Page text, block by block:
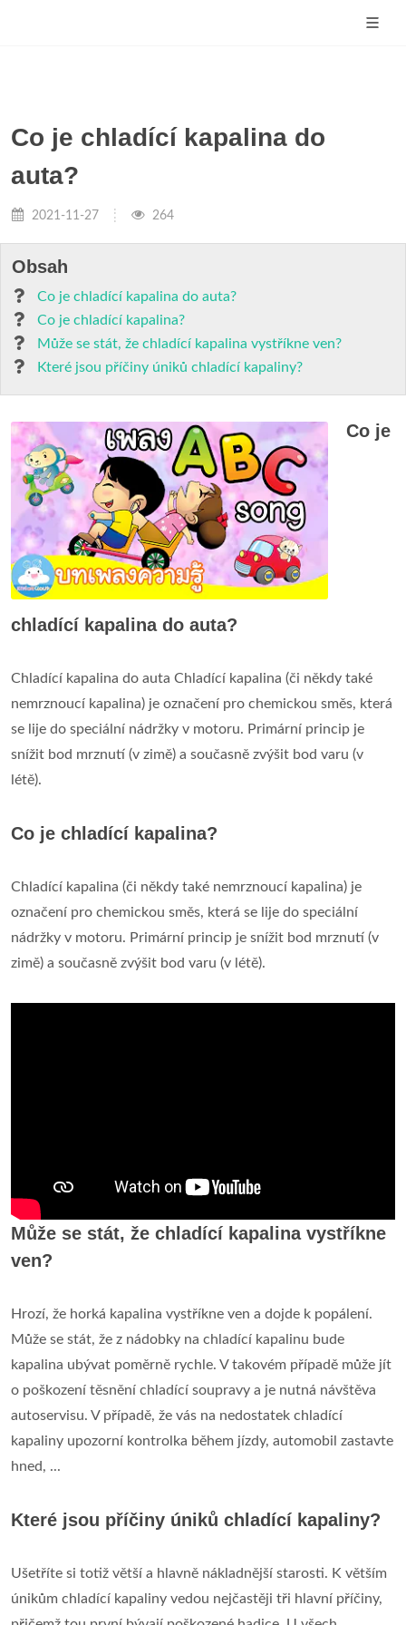
Co je chladící kapalina do
auta?
2021-11-27 264
Obsah
Co je chladící kapalina do auta?
Co je chladící kapalina?
Může se stát, že chladící kapalina vystříkne ven?
Které jsou příčiny úniků chladící kapaliny?
Co je
chladící kapalina do auta?
Chladící kapalina do auta Chladící kapalina (či někdy také
nemrznoucí kapalina) je označení pro chemickou směs, která
se lije do speciální nádržky v motoru. Primární princip je
snížit bod mrznutí (v zimě) a současně zvýšit bod varu (v
létě).
Co je chladící kapalina?
Chladící kapalina (či někdy také nemrznoucí kapalina) je
označení pro chemickou směs, která se lije do speciální
nádržky v motoru. Primární princip je snížit bod mrznutí (v
zimě) a současně zvýšit bod varu (v létě).
Může se stát, že chladící kapalina vystříkne
ven?
Hrozí, že horká kapalina vystříkne ven a dojde k popálení.
Může se stát, že z nádobky na chladící kapalinu bude
kapalina ubývat poměrně rychle. V takovém případě může jít
o poškození těsnění chladící soupravy a je nutná návštěva
autoservisu. V případě, že vás na nedostatek chladící
kapaliny upozorní kontrolka během jízdy, automobil zastavte
hned, ...
Které jsou příčiny úniků chladící kapaliny?
Ušetříte si totiž větší a hlavně nákladnější starosti. K větším
únikům chladící kapaliny vedou nejčastěji tři hlavní příčiny,